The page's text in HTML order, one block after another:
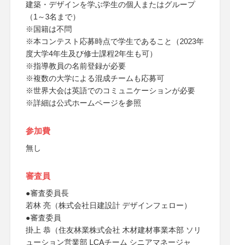
建築・デザインを学ぶ学生の個人またはグループ
（1～3名まで）
※国籍は不問
※本コンテスト応募時点で学生であること（2023年
度大学4年生及び修士課程2年生も可）
※指導教員の名前登録が必要
※複数の大学による混成チームも応募可
※世界大会は英語でのコミュニケーションが必要
※詳細は公式ホームページを参照
参加費
無し
審査員
●審査委員長
若林 亮（株式会社日建設計​ デザインフェロー）
●審査委員
掛上 恭（住友林業株式会社 木材建材事業本部 ソリ
ューション営業部 LCAチーム シニアマネージャ